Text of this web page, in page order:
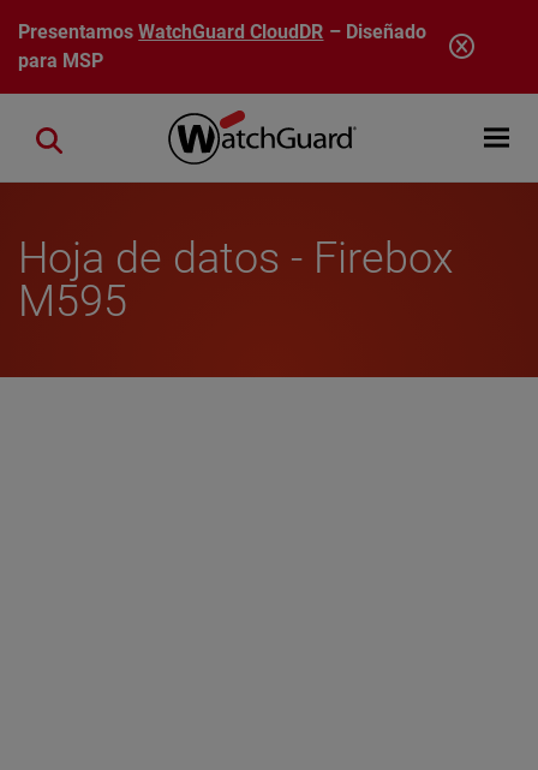
Pasar al contenido principal
PresentamosWatchGuard CloudDR – Diseñado
para MSP
Open
Close search
Hoja de datos - Firebox
M595